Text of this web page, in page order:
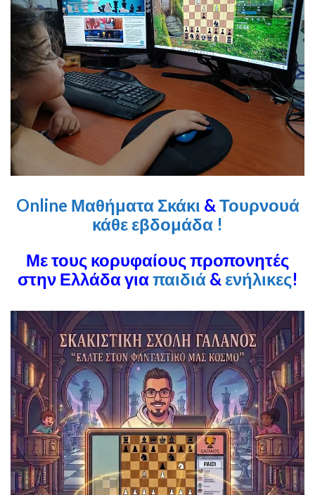
Online Μαθήματα Σκάκι &Τουρνουά
κάθε εβδομάδα !
Με τους κορυφαίους προπονητές
στην Ελλάδα γιαπαιδιά& ενήλικες!